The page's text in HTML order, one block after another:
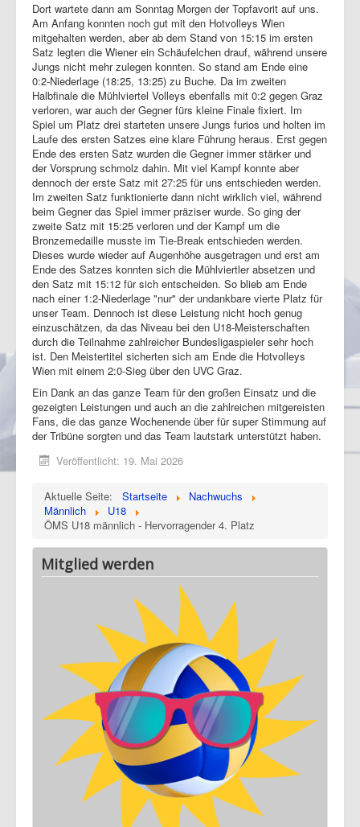
Dort wartete dann am Sonntag Morgen der Topfavorit auf uns.
Am Anfang konnten noch gut mit den Hotvolleys Wien
mitgehalten werden, aber ab dem Stand von 15:15 im ersten
Satz legten die Wiener ein Schäufelchen drauf, während unsere
Jungs nicht mehr zulegen konnten. So stand am Ende eine
0:2-Niederlage (18:25, 13:25) zu Buche. Da im zweiten
Halbfinale die Mühlviertel Volleys ebenfalls mit 0:2 gegen Graz
verloren, war auch der Gegner fürs kleine Finale fixiert. Im
Spiel um Platz drei starteten unsere Jungs furios und holten im
Laufe des ersten Satzes eine klare Führung heraus. Erst gegen
Ende des ersten Satz wurden die Gegner immer stärker und
der Vorsprung schmolz dahin. Mit viel Kampf konnte aber
dennoch der erste Satz mit 27:25 für uns entschieden werden.
Im zweiten Satz funktionierte dann nicht wirklich viel, während
beim Gegner das Spiel immer präziser wurde. So ging der
zweite Satz mit 15:25 verloren und der Kampf um die
Bronzemedaille musste im Tie-Break entschieden werden.
Dieses wurde wieder auf Augenhöhe ausgetragen und erst am
Ende des Satzes konnten sich die Mühlviertler absetzen und
den Satz mit 15:12 für sich entscheiden. So blieb am Ende
nach einer 1:2-Niederlage "nur" der undankbare vierte Platz für
unser Team. Dennoch ist diese Leistung nicht hoch genug
einzuschätzen, da das Niveau bei den U18-Meisterschaften
durch die Teilnahme zahlreicher Bundesligaspieler sehr hoch
ist. Den Meistertitel sicherten sich am Ende die Hotvolleys
Wien mit einem 2:0-Sieg über den UVC Graz.
Ein Dank an das ganze Team für den großen Einsatz und die
gezeigten Leistungen und auch an die zahlreichen mitgereisten
Fans, die das ganze Wochenende über für super Stimmung auf
der Tribüne sorgten und das Team lautstark unterstützt haben.
Veröffentlicht: 19. Mai 2026
Aktuelle Seite: Startseite
Nachwuchs
Männlich
U18
ÖMS U18 männlich - Hervorragender 4. Platz
Mitglied werden